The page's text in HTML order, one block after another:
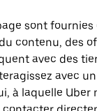
sont
contenu, des
avec des
avec
à laquelle Uber